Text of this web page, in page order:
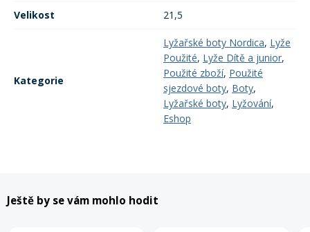
Velikost 21,5
Kategorie
Lyžařské boty Nordica, Lyže
Použité, Lyže Dítě a junior,
Použité zboží, Použité
sjezdové boty, Boty,
Lyžařské boty, Lyžování,
Eshop
Ještě by se vám mohlo hodit